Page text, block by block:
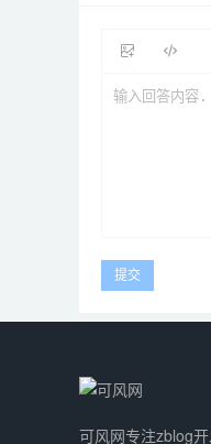
可风网专注zblog